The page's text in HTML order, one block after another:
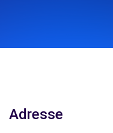
Adresse